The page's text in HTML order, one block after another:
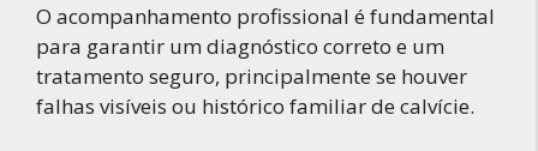
O acompanhamento profissional é fundamental
para garantir um diagnóstico correto e um
tratamento seguro, principalmente se houver
falhas visíveis ou histórico familiar de calvície.